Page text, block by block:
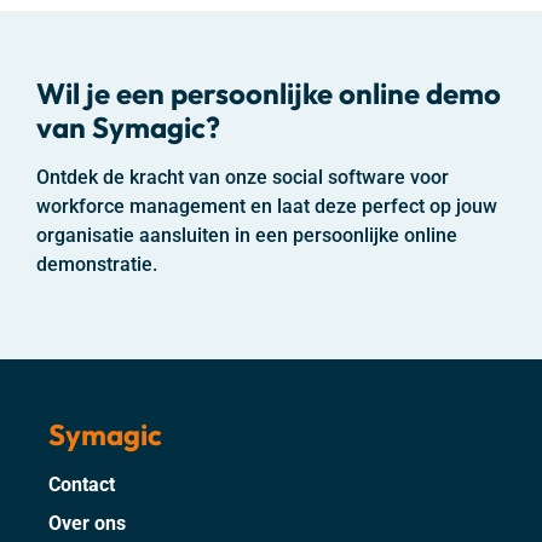
Wil je een persoonlijke online demo
van Symagic?
Ontdek de kracht van onze social software voor
workforce management en laat deze perfect op jouw
organisatie aansluiten in een persoonlijke online
demonstratie.
Symagic
Contact
Over ons